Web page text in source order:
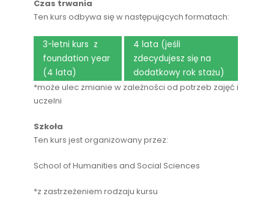
Czas trwania
Ten kurs odbywa się w następujących formatach:
3-letni kurs z
foundation year
(4 lata)
4 lata (jeśli
zdecydujesz się na
dodatkowy rok stażu)
*może ulec zmianie w zależności od potrzeb zajęć i
uczelni
Szkoła
Ten kurs jest organizowany przez:
School of Humanities and Social Sciences
*z zastrzeżeniem rodzaju kursu